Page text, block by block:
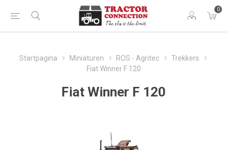
0
Startpagina Miniaturen ROS - Agritec
Trekkers
Fiat Winner F 120
Fiat Winner F 120